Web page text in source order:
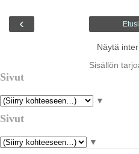
‹
Näytä
Sisällön
Sivut
▼
Sivut
▼